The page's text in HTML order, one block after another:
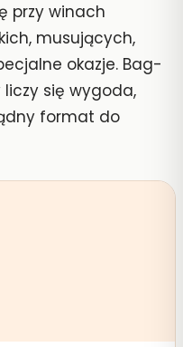
przy winach
musujących,
okazje. Bag-
się wygoda,
format do